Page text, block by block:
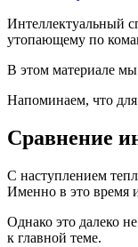
Интеллектуальный
утопающему по
В этом материале мы
Напоминаем, что
Сравнение
С наступлением
Именно в это время
Однако это далеко
к главной теме.